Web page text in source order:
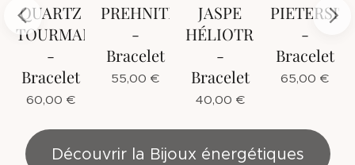
QUARTZ
TOURMALINE
-
Bracelet
60,00 €
PREHNITE
-
Bracelet
55,00 €
JASPE
HÉLIOTROPE
-
Bracelet
40,00 €
-
Bracelet
65,00 €
Découvrir la Bijoux énergétiques